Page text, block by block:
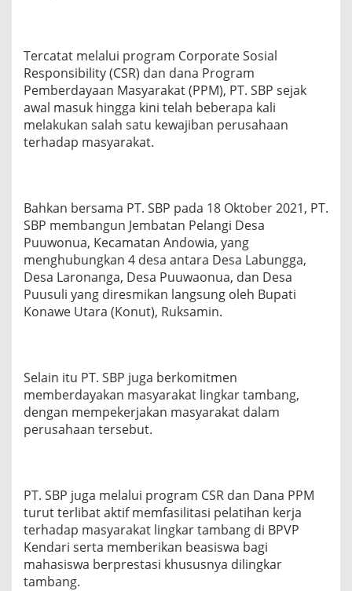
d
a
M
a
s
y
a
a
t
S
e
k
i
t
a
r
g
a
r
n
g
Tercatat melalui program Corporate Sosial
Responsibility (CSR) dan dana Program
Pemberdayaan Masyarakat (PPM), PT. SBP sejak
awal masuk hingga kini telah beberapa kali
melakukan salah satu kewajiban perusahaan
terhadap masyarakat.
Bahkan bersama PT. SBP pada 18 Oktober 2021, PT.
SBP membangun Jembatan Pelangi Desa
Puuwonua, Kecamatan Andowia, yang
menghubungkan 4 desa antara Desa Labungga,
Desa Laronanga, Desa Puuwaonua, dan Desa
Puusuli yang diresmikan langsung oleh Bupati
Konawe Utara (Konut), Ruksamin.
Selain itu PT. SBP juga berkomitmen
memberdayakan masyarakat lingkar tambang,
dengan mempekerjakan masyarakat dalam
perusahaan tersebut.
PT. SBP juga melalui program CSR dan Dana PPM
turut terlibat aktif memfasilitasi pelatihan kerja
terhadap masyarakat lingkar tambang di BPVP
Kendari serta memberikan beasiswa bagi
mahasiswa berprestasi khususnya dilingkar
tambang.